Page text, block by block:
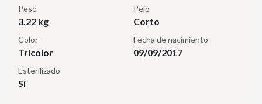
Peso
3.22 kg
Pelo
Corto
Color
Tricolor
Fecha de nacimiento
09/09/2017
Esterilizado
Sí